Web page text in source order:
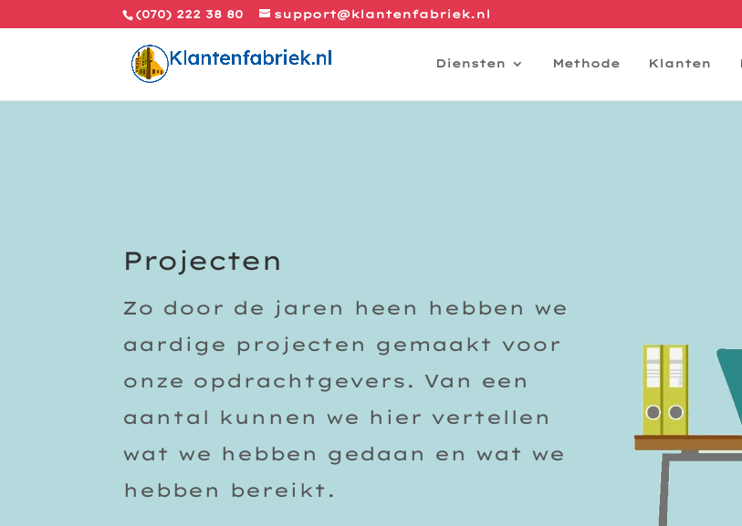
(070) 222 38 80 support@klantenfabriek.nl
Diensten Methode Klanten
Projecten
Zo door de jaren heen hebben we
aardige projecten gemaakt voor
onze opdrachtgevers. Van een
aantal kunnen we hier vertellen
wat we hebben gedaan en wat we
hebben bereikt.